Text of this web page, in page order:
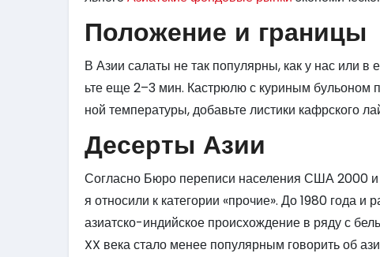
Положение и границы
В Азии салаты не так популярны, как у нас или
ьте еще 2–3 мин. Кастрюлю с куриным бульоном
ной температуры, добавьте листики кафрского
Десерты Азии
Согласно Бюро переписи населения США 2000 и
я относили к категории «прочие». До 1980 года
азиатско-индийское происхождение в ряду с
XX века стало менее популярным говорить об